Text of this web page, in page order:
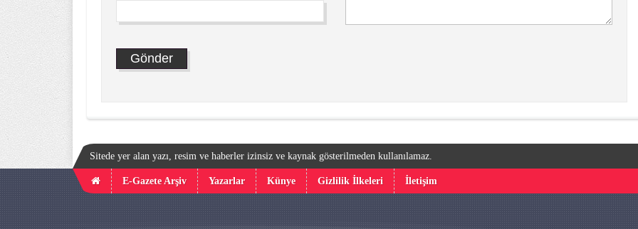
Sitede yer alan yazı, resim ve haberler izinsiz ve kaynak gösterilmeden kullanılamaz.
E-Gazete Arşiv Yazarlar Künye Gizlilik İlkeleri İletişim